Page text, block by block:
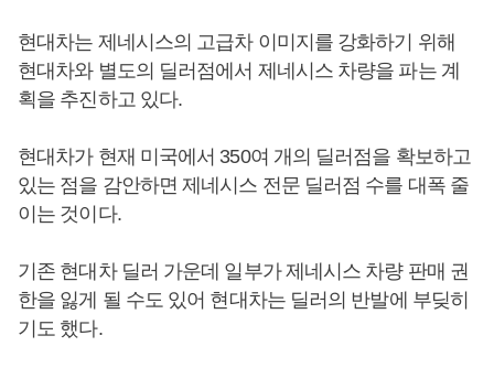
현대차는 제네시스의 고급차 이미지를 강화하기 위해
현대차와 별도의 딜러점에서 제네시스 차량을 파는 계
획을 추진하고 있다.
현대차가 현재 미국에서 350여 개의 딜러점을 확보하고
있는 점을 감안하면 제네시스 전문 딜러점 수를 대폭 줄
이는 것이다.
기존 현대차 딜러 가운데 일부가 제네시스 차량 판매 권
한을 잃게 될 수도 있어 현대차는 딜러의 반발에 부딪히
기도 했다.